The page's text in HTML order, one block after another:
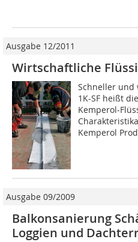
Ausgabe 12/2011
Wirtschaftliche
Schneller und
1K-SF heißt
Kemperol-
Kemperol
Ausgabe 09/2009
Balkonsanierung
Loggien und